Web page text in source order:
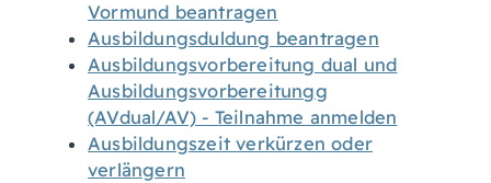
Vormund beantragen
Ausbildungsduldung beantragen
Ausbildungsvorbereitung dual und
Ausbildungsvorbereitungg
(AVdual/AV) - Teilnahme anmelden
Ausbildungszeit verkürzen oder
verlängern